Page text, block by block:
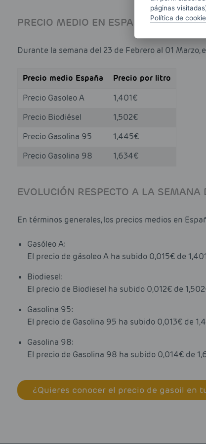
PRECIO MEDIO EN ESPAÑA
Durante la semana del 23 de Febrero al 01
Precio medio España
Precio por litro
Precio Gasoleo A
1,401€
Precio Biodiésel
1,502€
Precio Gasolina 95
1,445€
Precio Gasolina 98
1,634€
EVOLUCIÓN RESPECTO A LA
En términos generales, los precios medios en
Gasóleo A:
El precio de gásoleo A ha subido 0,015€ de
Biodiesel:
El precio de Biodiesel ha subido 0,012€ de
Gasolina 95:
El precio de Gasolina 95 ha subido 0,013€ de
Gasolina 98:
El precio de Gasolina 98 ha subido 0,014€ de
¿Quieres conocer el precio de gasoil en
páginas
Política de